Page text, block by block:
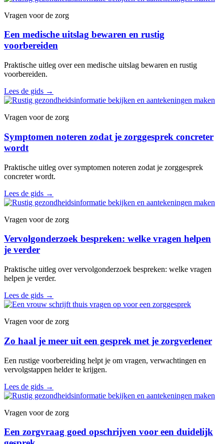
Vragen voor de zorg
Een medische uitslag bewaren en rustig
voorbereiden
Praktische uitleg over een medische uitslag bewaren en rustig
voorbereiden.
Lees de gids →
Vragen voor de zorg
Symptomen noteren zodat je zorggesprek concreter
wordt
Praktische uitleg over symptomen noteren zodat je zorggesprek
concreter wordt.
Lees de gids →
Vragen voor de zorg
Vervolgonderzoek bespreken: welke vragen helpen
je verder
Praktische uitleg over vervolgonderzoek bespreken: welke vragen
helpen je verder.
Lees de gids →
Vragen voor de zorg
Zo haal je meer uit een gesprek met je zorgverlener
Een rustige voorbereiding helpt je om vragen, verwachtingen en
vervolgstappen helder te krijgen.
Lees de gids →
Vragen voor de zorg
Een zorgvraag goed opschrijven voor een duidelijk